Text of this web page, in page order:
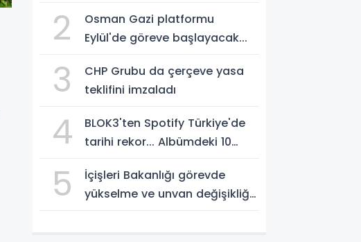
2
Osman Gazi platformu
Eylül'de göreve başlayacak...
3
CHP Grubu da çerçeve yasa
teklifini imzaladı
4
BLOK3'ten Spotify Türkiye'de
tarihi rekor... Albümdeki 10
girdi
5
İçişleri Bakanlığı görevde
yükselme ve unvan değişikliği